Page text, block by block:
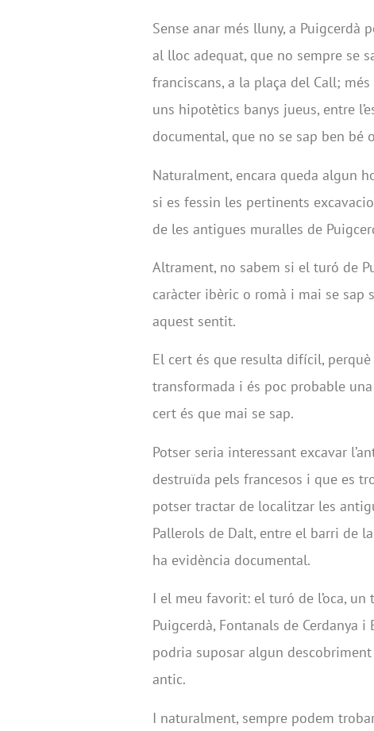
Sense anar més lluny, a Puigcerdà
al lloc adequat, que no sempre se
franciscans, a la plaça del Call;
uns hipotètics banys jueus, entre
documental, que no se sap ben bé
Naturalment, encara queda algun
si es fessin les pertinents
de les antigues muralles de
Altrament, no sabem si el turó de
caràcter ibèric o romà i mai se
aquest sentit.
El cert és que resulta difícil,
transformada i és poc probable
cert és que mai se sap.
Potser seria interessant excavar
destruïda pels francesos i que es
potser tractar de localitzar les
Pallerols de Dalt, entre el barri de
ha evidència documental.
I el meu favorit: el turó de l’oca,
Puigcerdà, Fontanals de Cerdanya
podria suposar algun
antic.
I naturalment, sempre podem